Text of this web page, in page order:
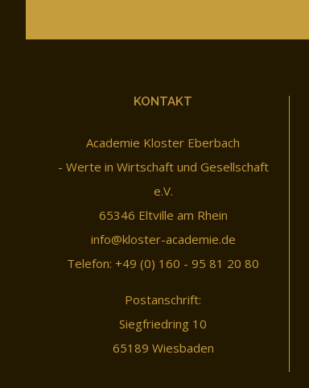
KONTAKT
Academie Kloster Eberbach
- Werte in Wirtschaft und Gesellschaft
e.V.
65346 Eltville am Rhein
info@kloster-academie.de
Telefon: +49 (0) 160 - 95 81 20 80
Postanschrift:
Siegfriedring 10
65189 Wiesbaden